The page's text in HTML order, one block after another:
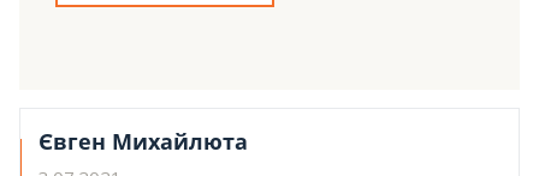
Євген Михайлюта